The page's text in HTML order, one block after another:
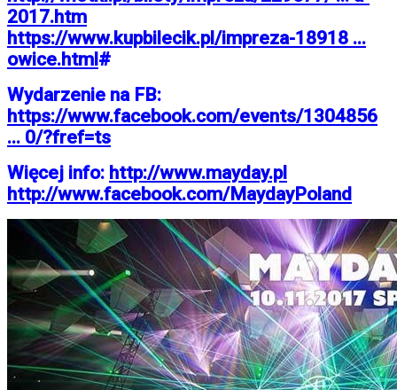
2017.htm
https://www.kupbilecik.pl/impreza-18918 ...
owice.html #
Wydarzenie na FB:
https://www.facebook.com/events/1304856
... 0/?fref=ts
Więcej info: http://www.mayday.pl
http://www.facebook.com/MaydayPoland